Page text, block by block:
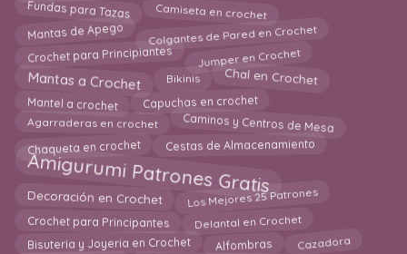
Fundas para Tazas Camiseta en crochet
Mantas de Apego Colgantes de Pared en Crochet
Crochet para Principiantes Jumper en Crochet
Mantas a Crochet Bikinis Chal en Crochet
Mantel a crochet Capuchas en crochet
Agarraderas en crochet Caminos y Centros de Mesa
Chaqueta en crochet Cestas de Almacenamiento
Amigurumi Patrones Gratis
Decoración en Crochet Los Mejores 25 Patrones
Crochet para Principantes Delantal en Crochet
Bisuteria y Joyeria en Crochet Alfombras Cazadora